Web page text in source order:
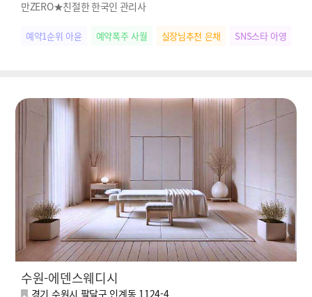
만ZERO★친절한 한국인 관리사
예약1순위 아윤 예약폭주 사월 실장님추천 은채 SNS스타 아영
수원-에덴스웨디시
경기 수원시 팔달구 인계동 1124-4